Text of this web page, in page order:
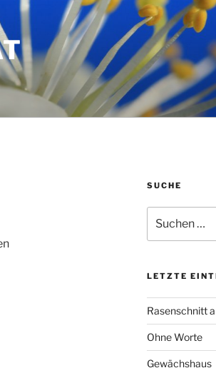
SUCHE
nach:
LETZTE
Rasenschnitt
Ohne Worte
Gewächshaus